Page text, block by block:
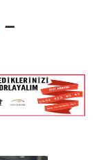
–